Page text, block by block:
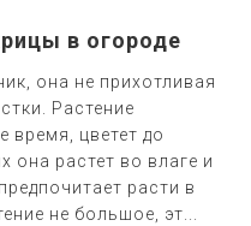
в огороде
она не прихотливая
Растение
время, цветет до
она растет во влаге и
расти в
не большое, эт...